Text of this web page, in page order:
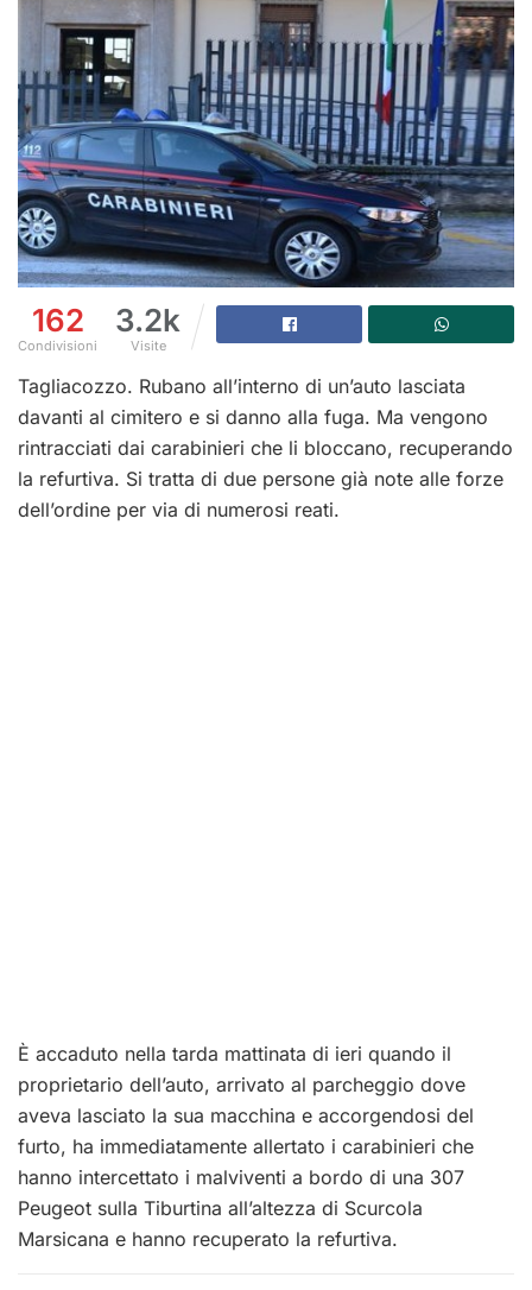
162
Condivisioni
3.2k
Visite
Tagliacozzo. Rubano all’interno di un’auto lasciata
davanti al cimitero e si danno alla fuga. Ma vengono
rintracciati dai carabinieri che li bloccano, recuperando
la refurtiva. Si tratta di due persone già note alle forze
dell’ordine per via di numerosi reati.
È accaduto nella tarda mattinata di ieri quando il
proprietario dell’auto, arrivato al parcheggio dove
aveva lasciato la sua macchina e accorgendosi del
furto, ha immediatamente allertato i carabinieri che
hanno intercettato i malviventi a bordo di una 307
Peugeot sulla Tiburtina all’altezza di Scurcola
Marsicana e hanno recuperato la refurtiva.